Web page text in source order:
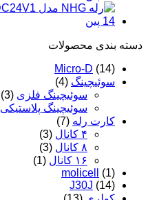
پین
دسته‌ بندی محصولات
Micro-D (14)
سوئیچینگ (4)
سوئیچینگ فلزی (3)
سوئیچینگ پلاستیکی
کارت رله (7)
۴ کانال
(3)
۸ کانال
(3)
۱۶ کانال
(1)
molicell
(1)
J30J (14)